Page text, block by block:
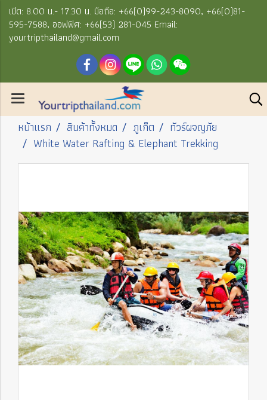
เปิด: 8.00 น.- 17.30 น. มือถือ: +66(0)99-243-8090, +66(0)81-
595-7588, ออฟฟิศ: +66(53) 281-045 Email:
yourtripthailand@gmail.com
หน้าแรก สินค้าทั้งหมด ภูเก็ต
ทัวร์ผจญภัย
White Water Rafting & Elephant Trekking